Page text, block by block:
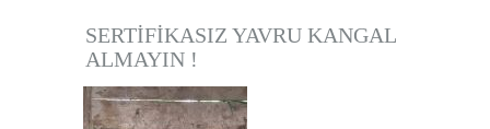
SERTİFİKASIZ YAVRU KANGAL
ALMAYIN !